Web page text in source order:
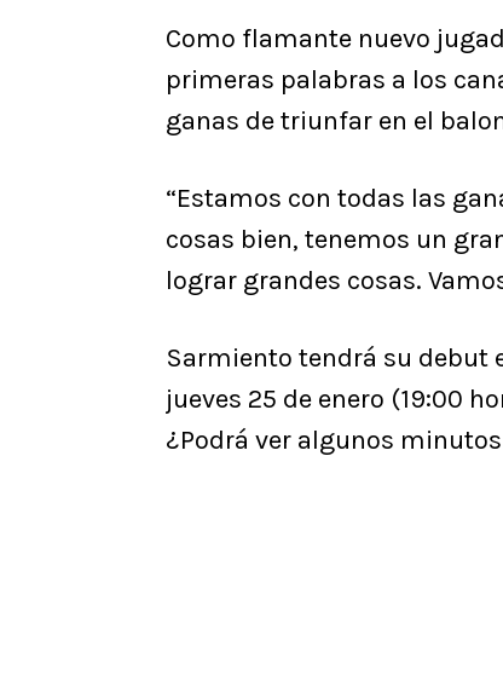
Como flamante nuevo
primeras palabras a los
ganas de triunfar en el
“Estamos con todas las
cosas bien, tenemos un
lograr grandes cosas.
Sarmiento tendrá su debut
jueves 25 de enero (19:00
¿Podrá ver algunos minutos